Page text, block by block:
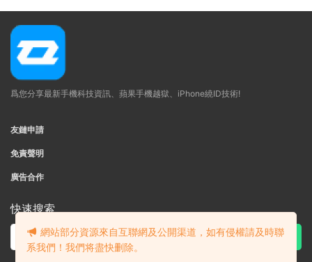
爲您分享最新手機科技資訊、蘋果手機越獄、iPhone繞ID技術!
友鏈申請
免責聲明
廣告合作
快速搜索
網站部分資源來自互聯網及公開渠道，如有侵權請及時聯
系我們！我們将盡快删除。